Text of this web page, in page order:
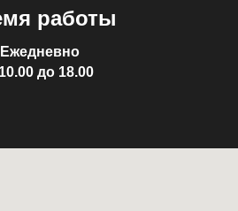
работы
Ежедневно
до 18.00